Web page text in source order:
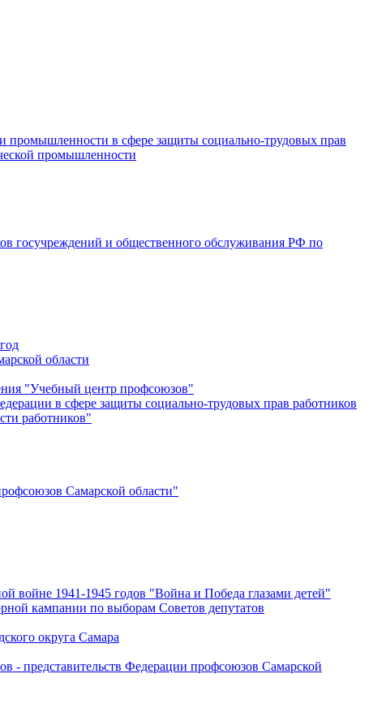
промышленности в сфере защиты социально-трудовых прав
промышленности
госучреждений и общественного обслуживания РФ по
области
"Учебный центр профсоюзов"
в сфере защиты социально-трудовых прав работников
работников"
Самарской области"
войне 1941-1945 годов "Война и Победа глазами детей"
кампании по выборам Советов депутатов
округа Самара
- представительств Федерации профсоюзов Самарской